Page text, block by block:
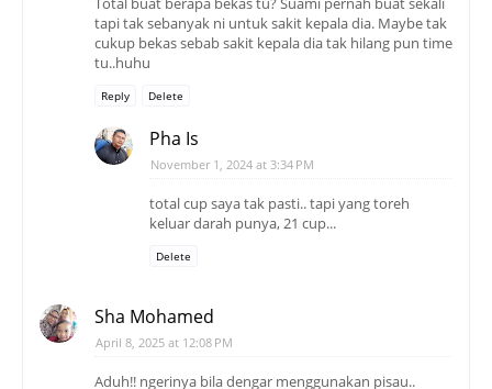
tapi tak sebanyak ni untuk sakit kepala dia. Maybe tak
cukup bekas sebab sakit kepala dia tak hilang pun time
tu..huhu
Reply Delete
Pha Is
November 1, 2024 at 3:34 PM
total cup saya tak pasti.. tapi yang toreh
keluar darah punya, 21 cup...
Delete
Sha Mohamed
April 8, 2025 at 12:08 PM
Aduh!! ngerinya bila dengar menggunakan pisau..